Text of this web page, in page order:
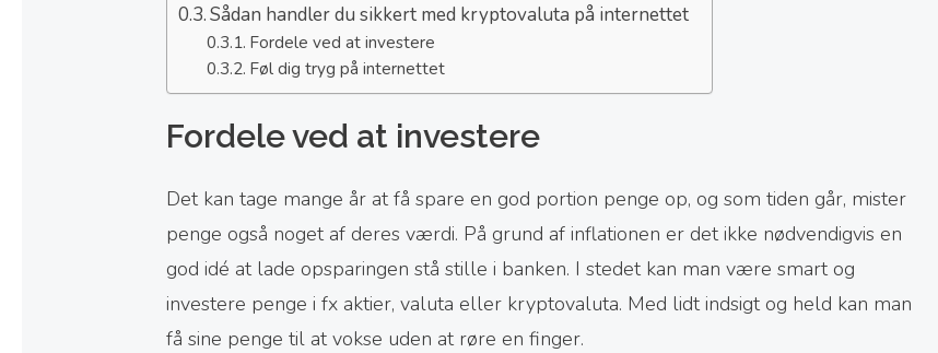
Sådan handler du sikkert med kryptovaluta på internettet
Fordele ved at investere
Føl dig tryg på internettet
Fordele ved at investere
Det kan tage mange år at få spare en god portion penge op, og som tiden går, mister
penge også noget af deres værdi. På grund af inflationen er det ikke nødvendigvis en
god idé at lade opsparingen stå stille i banken. I stedet kan man være smart og
investere penge i fx aktier, valuta eller kryptovaluta. Med lidt indsigt og held kan man
få sine penge til at vokse uden at røre en finger.